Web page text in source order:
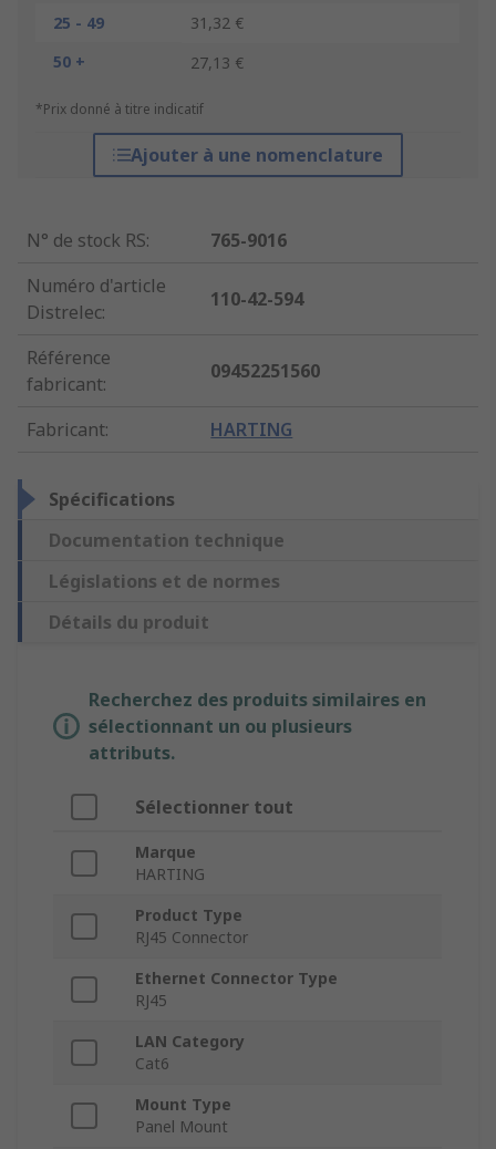
25 - 49
31,32 €
50 +
27,13 €
*Prix donné à titre indicatif
Ajouter à une nomenclature
N° de stock RS:
765-9016
Numéro d'article
Distrelec:
110-42-594
Référence
fabricant:
09452251560
Fabricant: HARTING
Spécifications
Documentation technique
Législations et de normes
Détails du produit
Recherchez des produits similaires en
sélectionnant un ou plusieurs
attributs.
Sélectionner tout
Marque
HARTING
Product Type
RJ45 Connector
Ethernet Connector Type
RJ45
LAN Category
Cat6
Mount Type
Panel Mount